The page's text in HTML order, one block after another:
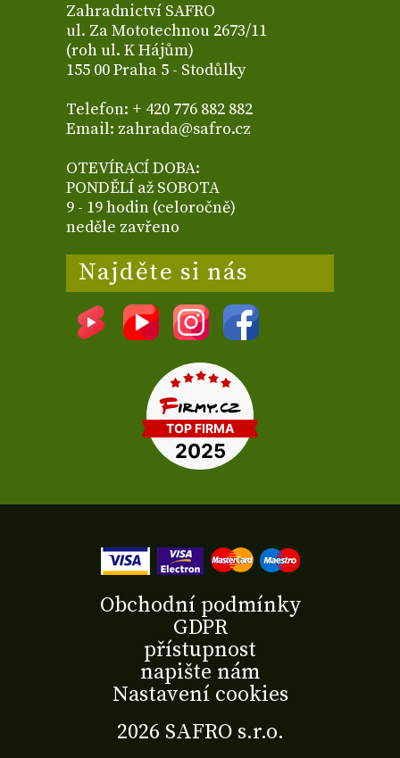
Zahradnictví SAFRO
ul. Za Mototechnou 2673/11
(roh ul. K Hájům)
155 00 Praha 5 - Stodůlky
Telefon: + 420 776 882 882
Email: zahrada@safro.cz
OTEVÍRACÍ DOBA:
PONDĚLÍ až SOBOTA
9 - 19 hodin (celoročně)
neděle zavřeno
Najděte si nás
2026 SAFRO s.r.o.
Obchodní podmínky
GDPR
přístupnost
napište nám
Nastavení cookies